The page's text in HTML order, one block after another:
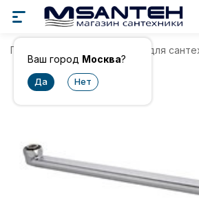
Ваш город Москва?
Главная Комплектующие для